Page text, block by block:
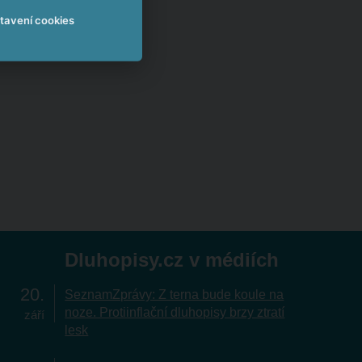
Dluhopisy.cz v médiích
20
září
SeznamZprávy: Z terna bude koule na
noze. Protiinflační dluhopisy brzy ztratí
lesk
cookies